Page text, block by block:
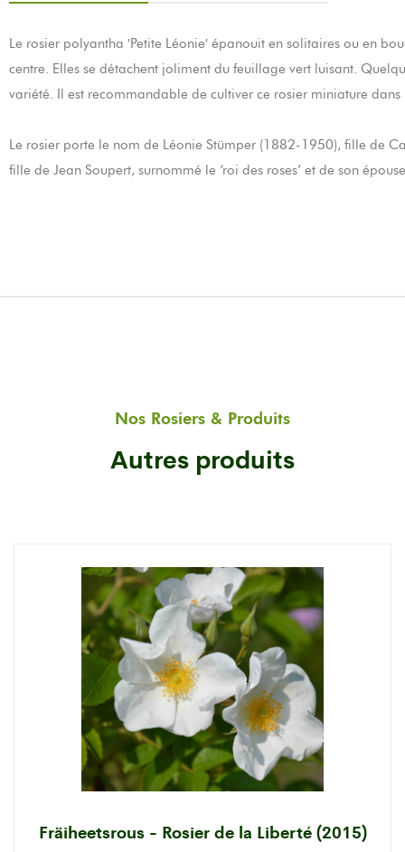
Le rosier polyantha ′Petite Léonie′ épanouit en solitaires ou en
centre. Elles se détachent joliment du feuillage vert luisant.
variété. Il est recommandable de cultiver ce rosier miniature dans
Le rosier porte le nom de Léonie Stümper (1882-1950), fille de
fille de Jean Soupert, surnommé le ‘roi des roses’ et de son
Nos Rosiers & Produits
Autres produits
Fräiheetsrous - Rosier de la Liberté (2015)